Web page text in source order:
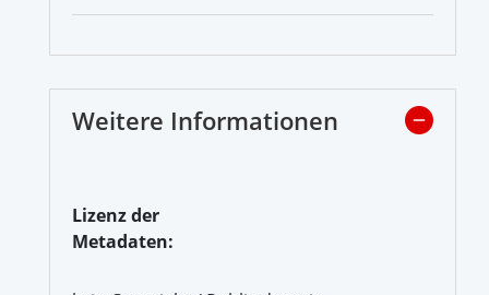
Weitere Informationen
Lizenz der
Metadaten: